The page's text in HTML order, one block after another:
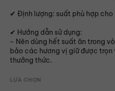
✔ Định lượng: suất phù hợp cho
✔ Hướng dẫn sử dụng:
- Nên dùng hết suất ăn trong
bảo các hương vị giữ được trọn
thưởng thức.
LỰA CHỌN